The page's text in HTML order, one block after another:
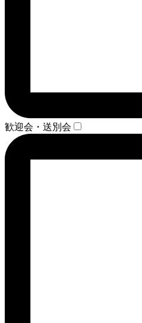
歓迎会・送別会